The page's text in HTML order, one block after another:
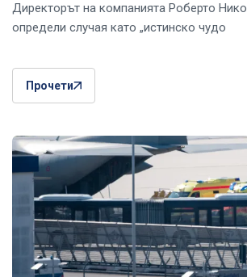
Директорът на компанията Роберто
определи случая като „истинско чудо
Прочети